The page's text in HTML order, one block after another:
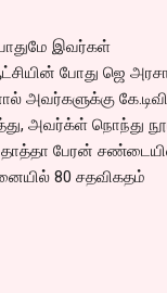
இவர்கள்
போது ஜெ
அவர்களுக்கு
அவர்க்ள் நொந்து
தாத்தா பேரன்
80 சதவிகதம்